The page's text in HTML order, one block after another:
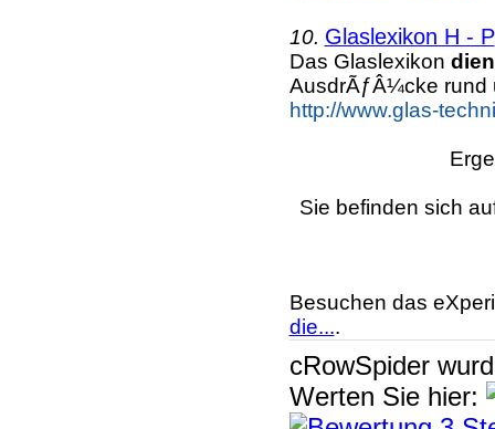
10. Glaslexikon H - P
Das Glaslexikon
AusdrÃƒÂ¼cke rund
http://www.glas-
Sie befinden sich
Besuchen das
die....
cRowSpider
Werten Sie hier: